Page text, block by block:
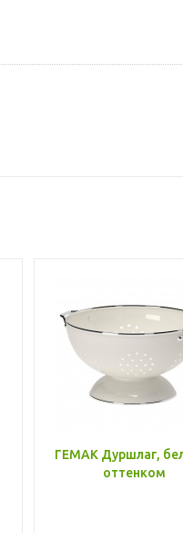
ГЕМАК Дуршлаг,
оттенком